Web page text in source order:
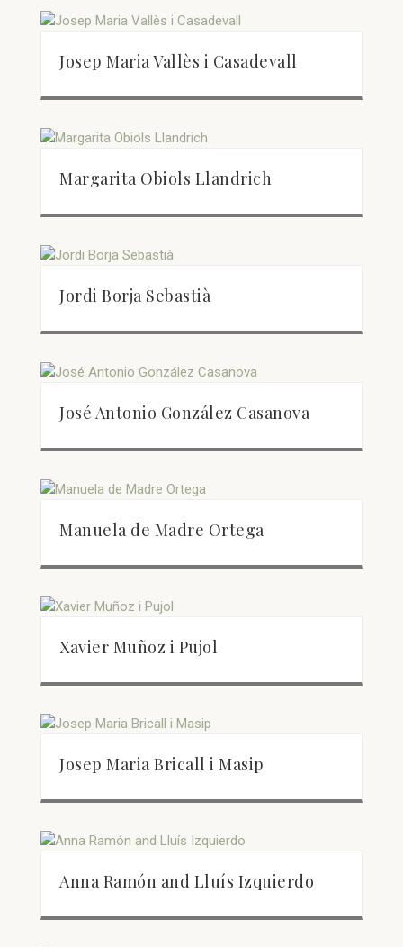
Josep Maria Vallès i Casadevall
Margarita Obiols Llandrich
Jordi Borja Sebastià
José Antonio González Casanova
Manuela de Madre Ortega
Xavier Muñoz i Pujol
Josep Maria Bricall i Masip
Anna Ramón and Lluís Izquierdo